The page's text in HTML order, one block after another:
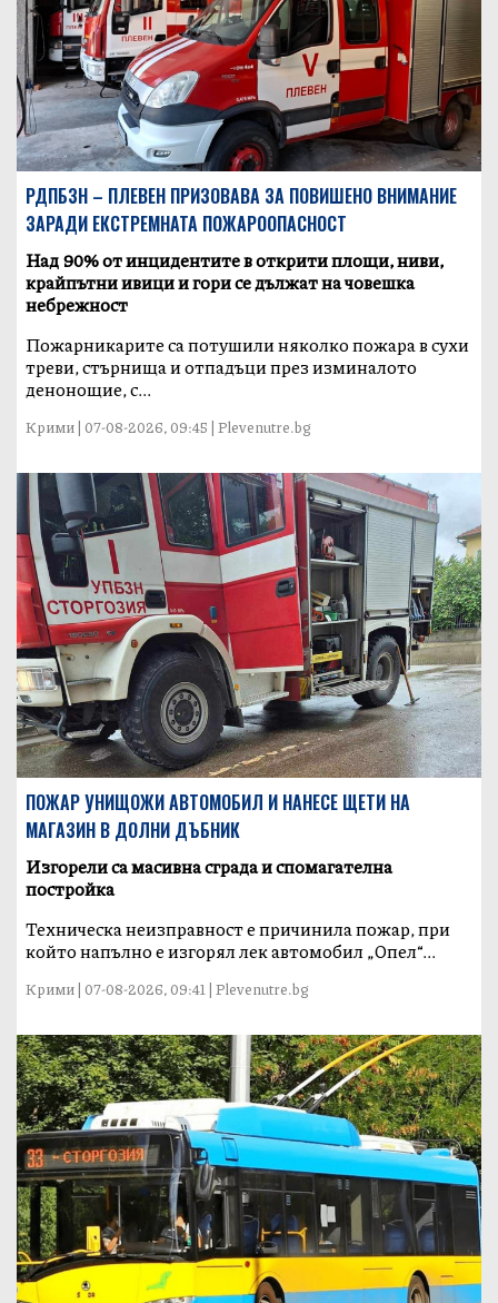
РДПБЗН – ПЛЕВЕН ПРИЗОВАВА ЗА ПОВИШЕНО ВНИМАНИЕ
ЗАРАДИ ЕКСТРЕМНАТА ПОЖАРООПАСНОСТ
Над 90% от инцидентите в открити площи, ниви,
крайпътни ивици и гори се дължат на човешка
небрежност
Пожарникарите са потушили няколко пожара в сухи
треви, стърнища и отпадъци през изминалото
денонощие, с...
Крими | 07-08-2026, 09:45 | Plevenutre.bg
ПОЖАР УНИЩОЖИ АВТОМОБИЛ И НАНЕСЕ ЩЕТИ НА
МАГАЗИН В ДОЛНИ ДЪБНИК
Изгорели са масивна сграда и спомагателна
постройка
Техническа неизправност е причинила пожар, при
който напълно е изгорял лек автомобил „Опел“...
Крими | 07-08-2026, 09:41 | Plevenutre.bg